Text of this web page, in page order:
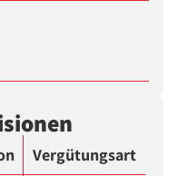
Vergütungsart